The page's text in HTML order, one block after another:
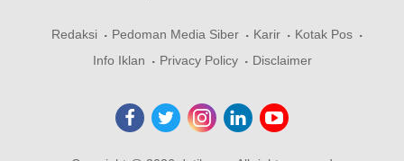
Redaksi Pedoman Media Siber Karir
Kotak Pos
Info Iklan
Privacy Policy Disclaimer